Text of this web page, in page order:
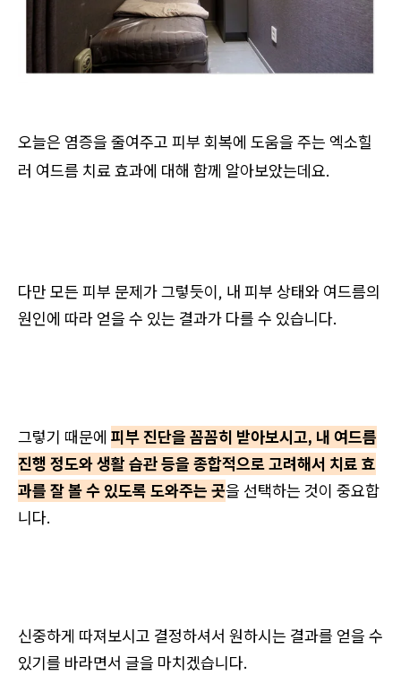
오늘은 염증을 줄여주고 피부 회복에 도움을 주는 엑소힐
러 여드름 치료 효과에 대해 함께 알아보았는데요.
다만 모든 피부 문제가 그렇듯이, 내 피부 상태와 여드름의
원인에 따라 얻을 수 있는 결과가 다를 수 있습니다.
그렇기 때문에 피부 진단을 꼼꼼히 받아보시고, 내 여드름
진행 정도와 생활 습관 등을 종합적으로 고려해서 치료 효
과를 잘 볼 수 있도록 도와주는 곳을 선택하는 것이 중요합
니다.
신중하게 따져보시고 결정하셔서 원하시는 결과를 얻을 수
있기를 바라면서 글을 마치겠습니다.